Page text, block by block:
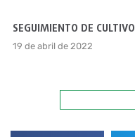
SEGUIMIENTO DE
19 de abril de 2022